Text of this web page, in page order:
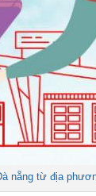
nẵng từ địa